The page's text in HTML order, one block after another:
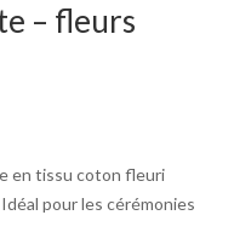
– fleurs
en tissu coton fleuri
pour les cérémonies